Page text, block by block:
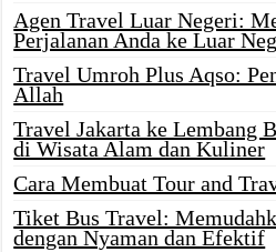
Agen Travel Luar Negeri:
Perjalanan Anda ke Luar
Travel Umroh Plus Aqso:
Allah
Travel Jakarta ke Lembang
di Wisata Alam dan Kuliner
Cara Membuat Tour and
Tiket Bus Travel:
dengan Nyaman dan Efektif